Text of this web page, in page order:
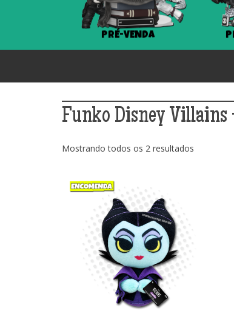
PRÉ-VENDA
Funko Disney Villains
Mostrando todos os 2 resultados